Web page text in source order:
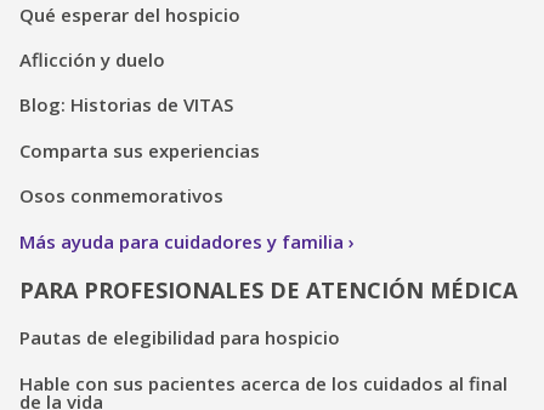
Qué esperar del hospicio
Aflicción y duelo
Blog: Historias de VITAS
Comparta sus experiencias
Osos conmemorativos
Más ayuda para cuidadores y familia
PARA PROFESIONALES DE ATENCIÓN MÉDICA
Pautas de elegibilidad para hospicio
Hable con sus pacientes acerca de los cuidados al final
de la vida